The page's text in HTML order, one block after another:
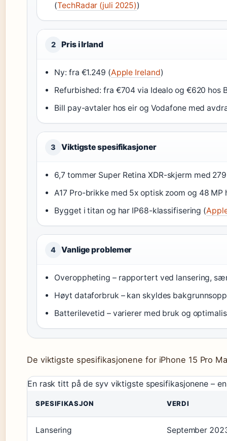
(TechRadar (juli 2025))
2 Pris i Irland
Ny: fra €1.249 (Apple Ireland)
Refurbished: fra €704 via Idealo og €620 hos
Bill pay-avtaler hos eir og Vodafone med
3 Viktigste spesifikasjoner
6,7 tommer Super Retina XDR-skjerm med
A17 Pro-brikke med 5x optisk zoom og 48 MP
Bygget i titan og har IP68-klassifisering (
4 Vanlige problemer
Overoppheting – rapportert ved lansering,
Høyt dataforbruk – kan skyldes
Batterilevetid – varierer med bruk og
De viktigste spesifikasjonene for iPhone 15 Pro
En rask titt på de syv viktigste spesifikasjonene –
SPESIFIKASJON VERDI
Lansering September